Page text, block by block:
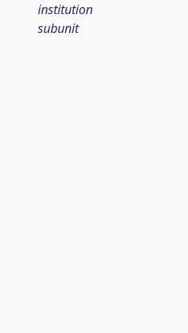
institution
subunit